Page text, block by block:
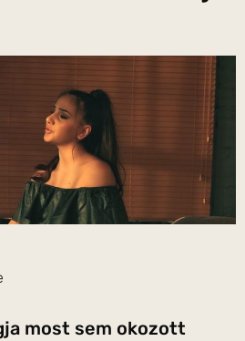
most sem okozott